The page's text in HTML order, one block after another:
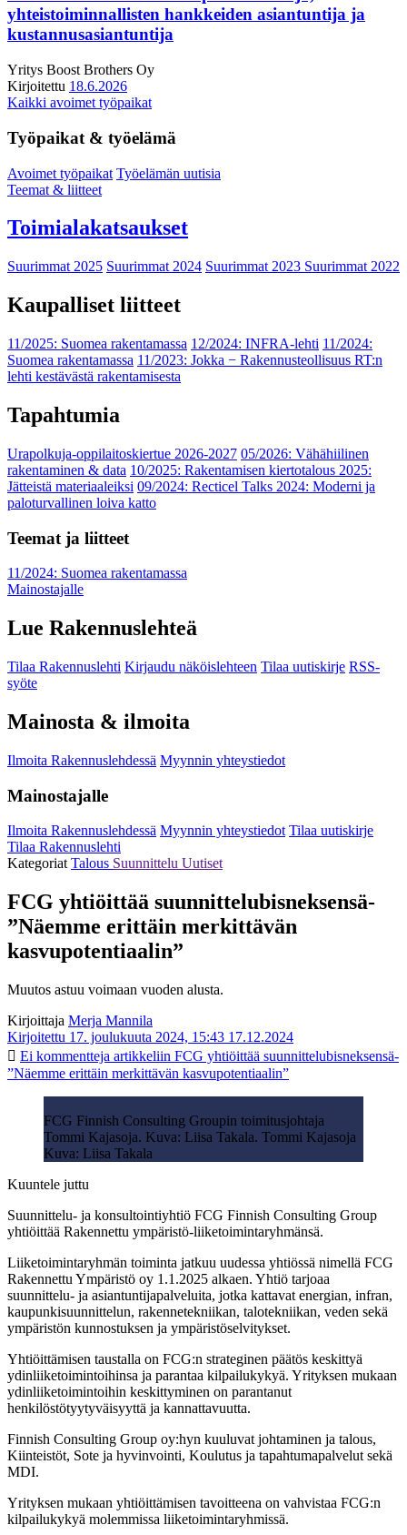
yhteistoiminnallisten hankkeiden asiantuntija ja
kustannusasiantuntija
Yritys Boost Brothers Oy
Kirjoitettu 18.6.2026
Kaikki avoimet työpaikat
Työpaikat & työelämä
Avoimet työpaikat Työelämän uutisia
Teemat & liitteet
Toimialakatsaukset
Suurimmat 2025 Suurimmat 2024 Suurimmat 2023 Suurimmat 2022
Kaupalliset liitteet
11/2025: Suomea rakentamassa 12/2024: INFRA-lehti 11/2024:
Suomea rakentamassa 11/2023: Jokka − Rakennusteollisuus RT:n
lehti kestävästä rakentamisesta
Tapahtumia
Urapolkuja-oppilaitoskiertue 2026-2027 05/2026: Vähähiilinen
rakentaminen & data 10/2025: Rakentamisen kiertotalous 2025:
Jätteistä materiaaleiksi 09/2024: Recticel Talks 2024: Moderni ja
paloturvallinen loiva katto
Teemat ja liitteet
11/2024: Suomea rakentamassa
Mainostajalle
Lue Rakennuslehteä
Tilaa Rakennuslehti Kirjaudu näköislehteen Tilaa uutiskirje RSS-
syöte
Mainosta & ilmoita
Ilmoita Rakennuslehdessä Myynnin yhteystiedot
Mainostajalle
Ilmoita Rakennuslehdessä Myynnin yhteystiedot Tilaa uutiskirje
Tilaa Rakennuslehti
KategoriatTalous Suunnittelu Uutiset
FCG yhtiöittää suunnittelubisneksensä-
”Näemme erittäin merkittävän
kasvupotentiaalin”
Muutos astuu voimaan vuoden alusta.
Kirjoittaja Merja Mannila
Kirjoitettu 17. joulukuuta 2024, 15:43 17.12.2024
Ei kommentteja artikkeliin FCG yhtiöittää suunnittelubisneksensä-
”Näemme erittäin merkittävän kasvupotentiaalin”
FCG Finnish Consulting Groupin toimitusjohtaja
Tommi Kajasoja. Kuva: Liisa Takala. Tommi Kajasoja
Kuva: Liisa Takala
Kuuntele juttu
Suunnittelu- ja konsultointiyhtiö FCG Finnish Consulting Group
yhtiöittää Rakennettu ympäristö-liiketoimintaryhmänsä.
Liiketoimintaryhmän toiminta jatkuu uudessa yhtiössä nimellä FCG
Rakennettu Ympäristö oy 1.1.2025 alkaen. Yhtiö tarjoaa
suunnittelu- ja asiantuntijapalveluita, jotka kattavat energian, infran,
kaupunkisuunnittelun, rakennetekniikan, talotekniikan, veden sekä
ympäristön kunnostuksen ja ympäristöselvitykset.
Yhtiöittämisen taustalla on FCG:n strateginen päätös keskittyä
ydinliiketoimintoihinsa ja parantaa kilpailukykyä. Yrityksen mukaan
ydinliiketoimintoihin keskittyminen on parantanut
henkilöstötyytyväisyyttä ja kannattavuutta.
Finnish Consulting Group oy:hyn kuuluvat johtaminen ja talous,
Kiinteistöt, Sote ja hyvinvointi, Koulutus ja tapahtumapalvelut sekä
MDI.
Yrityksen mukaan yhtiöittämisen tavoitteena on vahvistaa FCG:n
kilpailukykyä molemmissa liiketoimintaryhmissä.